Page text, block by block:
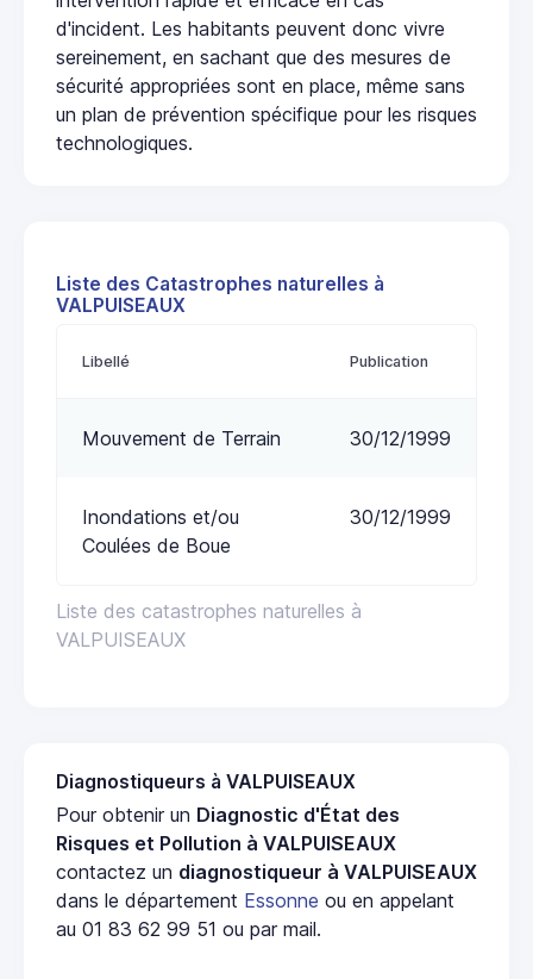
d'incident. Les habitants peuvent donc vivre
sereinement, en sachant que des mesures de
sécurité appropriées sont en place, même sans
un plan de prévention spécifique pour les risques
technologiques.
Liste des Catastrophes naturelles à
VALPUISEAUX
Liste des catastrophes naturelles à
VALPUISEAUX
Libellé Publication
Mouvement de Terrain 30/12/1999
Inondations et/ou
Coulées de Boue
30/12/1999
Diagnostiqueurs à VALPUISEAUX
Pour obtenir un Diagnostic d'État des
Risques et Pollution à VALPUISEAUX
contactez un diagnostiqueur à VALPUISEAUX
dans le département Essonne ou en appelant
au 01 83 62 99 51 ou par mail.